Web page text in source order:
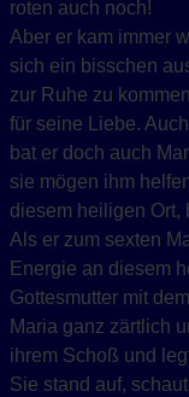
roten auch noch!
Aber er kam immer
sich ein bisschen
zur Ruhe zu
für seine Liebe.
bat er doch auch
sie mögen ihm
diesem heiligen Ort,
Als er zum sexten
Energie an diesem
Gottesmutter mit
Maria ganz zärtlich
ihrem Schoß und
Sie stand auf,